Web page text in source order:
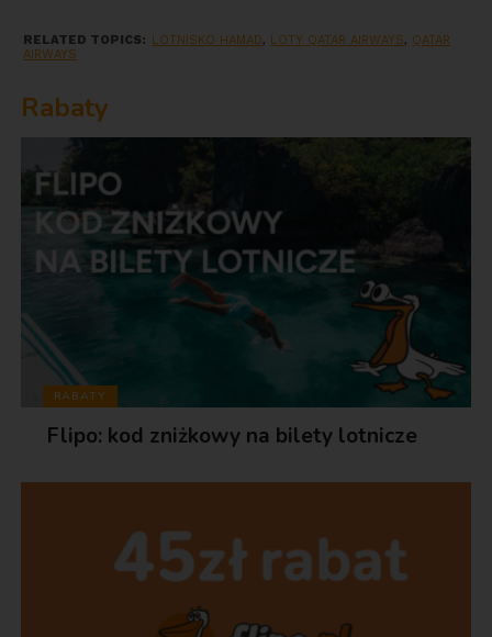
RELATED TOPICS: LOTNISKO HAMAD, LOTY QATAR AIRWAYS, QATAR
AIRWAYS
Rabaty
RABATY
Flipo: kod zniżkowy na bilety lotnicze